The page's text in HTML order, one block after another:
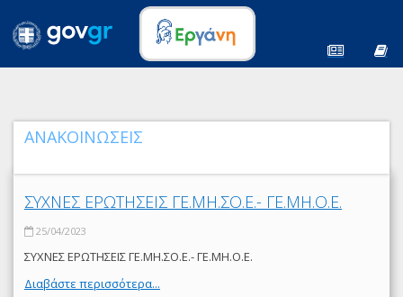
ΑΝΑΚΟΙΝΩΣΕΙΣ
ΣΥΧΝΕΣ ΕΡΩΤΗΣΕΙΣ ΓΕ.ΜΗ.ΣΟ.Ε.- ΓΕ.ΜΗ.Ο.Ε.
25/04/2023
ΣΥΧΝΕΣ ΕΡΩΤΗΣΕΙΣ ΓΕ.ΜΗ.ΣΟ.Ε.- ΓΕ.ΜΗ.Ο.Ε.
Διαβάστε περισσότερα...